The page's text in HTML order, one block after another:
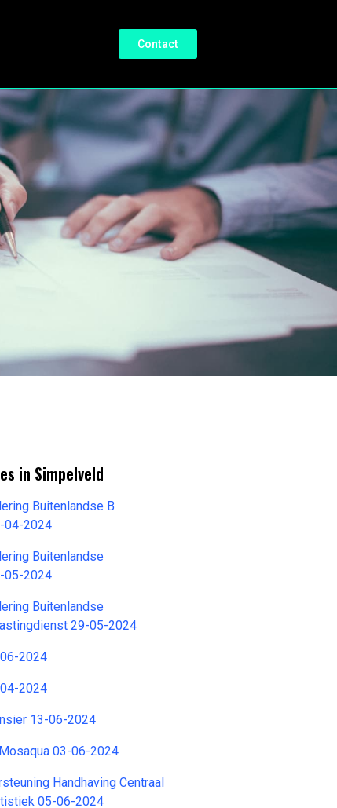
Contact
in Simpelveld
Buitenlandse B
04-2024
Buitenlandse
05-2024
Buitenlandse
29-05-2024
2024
2024
13-06-2024
03-06-2024
Handhaving Centraal
05-06-2024